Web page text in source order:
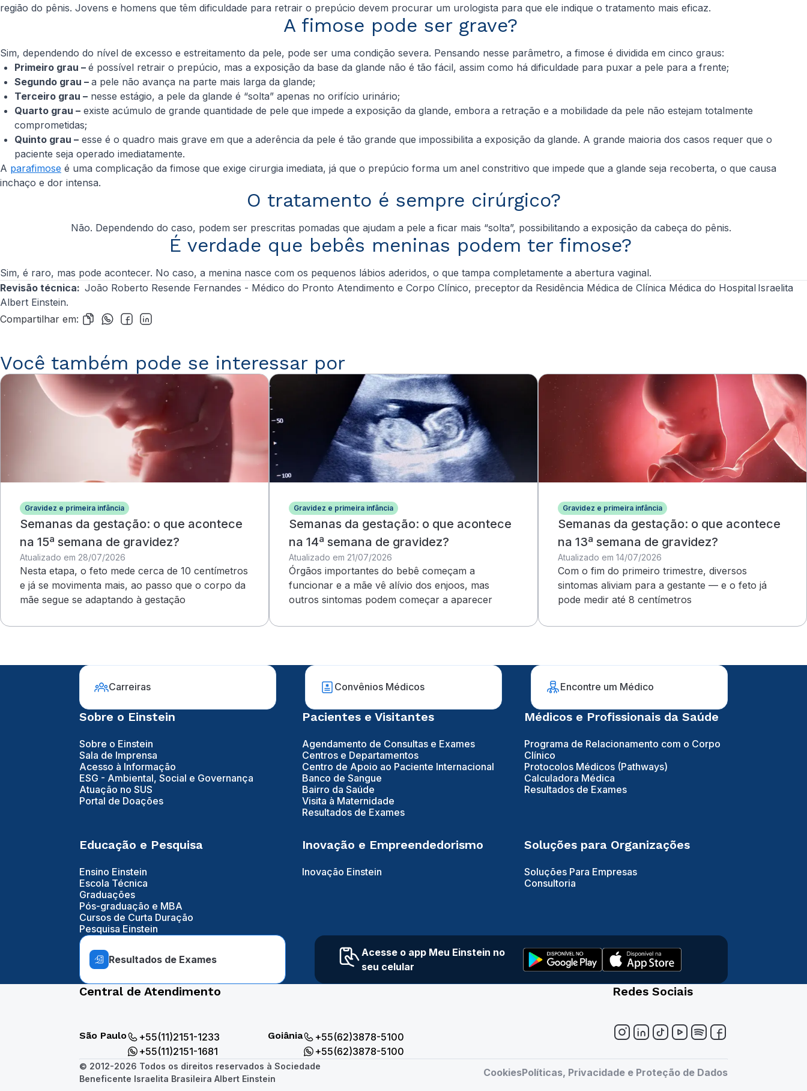
região do pênis. Jovens e homens que têm dificuldade para retrair o prepúcio devem procurar um urologista para que ele indique o tratamento mais eficaz.
A fimose pode ser grave?
Sim, dependendo do nível de excesso e estreitamento da pele, pode ser uma condição severa. Pensando nesse parâmetro, a fimose é dividida em cinco graus:
Primeiro grau – é possível retrair o prepúcio, mas a exposição da base da glande não é tão fácil, assim como há dificuldade para puxar a pele para a frente;
Segundo grau – a pele não avança na parte mais larga da glande;
Terceiro grau – nesse estágio, a pele da glande é “solta” apenas no orifício urinário;
Quarto grau – existe acúmulo de grande quantidade de pele que impede a exposição da glande, embora a retração e a mobilidade da pele não estejam totalmente
comprometidas;
Quinto grau – esse é o quadro mais grave em que a aderência da pele é tão grande que impossibilita a exposição da glande. A grande maioria dos casos requer que o
paciente seja operado imediatamente.
A parafimose é uma complicação da fimose que exige cirurgia imediata, já que o prepúcio forma um anel constritivo que impede que a glande seja recoberta, o que causa
inchaço e dor intensa.
O tratamento é sempre cirúrgico?
Não. Dependendo do caso, podem ser prescritas pomadas que ajudam a pele a ficar mais “solta”, possibilitando a exposição da cabeça do pênis.
É verdade que bebês meninas podem ter fimose?
Sim, é raro, mas pode acontecer. No caso, a menina nasce com os pequenos lábios aderidos, o que tampa completamente a abertura vaginal.
Revisão técnica: João Roberto Resende Fernandes - Médico do Pronto Atendimento e Corpo Clínico, preceptor da Residência Médica de Clínica Médica do Hospital Israelita
Albert Einstein.
Compartilhar em:
Você também pode se interessar por
Gravidez e primeira infância
Semanas da gestação: o que acontece
na 15ª semana de gravidez?
Atualizado em 28/07/2026
Nesta etapa, o feto mede cerca de 10 centímetros
e já se movimenta mais, ao passo que o corpo da
mãe segue se adaptando à gestação
Gravidez e primeira infância
Semanas da gestação: o que acontece
na 14ª semana de gravidez?
Atualizado em 21/07/2026
Órgãos importantes do bebê começam a
funcionar e a mãe vê alívio dos enjoos, mas
outros sintomas podem começar a aparecer
Gravidez e primeira infância
Semanas da gestação: o que acontece
na 13ª semana de gravidez?
Atualizado em 14/07/2026
Com o fim do primeiro trimestre, diversos
sintomas aliviam para a gestante — e o feto já
pode medir até 8 centímetros
Carreiras Convênios Médicos Encontre um Médico
Sobre o Einstein
Sobre o Einstein
Sala de Imprensa
Acesso à Informação
ESG - Ambiental, Social e Governança
Atuação no SUS
Portal de Doações
Pacientes e Visitantes
Agendamento de Consultas e Exames
Centros e Departamentos
Centro de Apoio ao Paciente Internacional
Banco de Sangue
Bairro da Saúde
Visita à Maternidade
Resultados de Exames
Médicos e Profissionais da Saúde
Programa de Relacionamento com o Corpo
Clínico
Protocolos Médicos (Pathways)
Calculadora Médica
Resultados de Exames
Educação e Pesquisa
Ensino Einstein
Escola Técnica
Graduações
Pós-graduação e MBA
Cursos de Curta Duração
Pesquisa Einstein
Inovação e Empreendedorismo
Inovação Einstein
Soluções para Organizações
Soluções Para Empresas
Consultoria
Resultados de Exames
Acesse o app Meu Einstein no
seu celular
Central de Atendimento
São Paulo
+55(11)2151-1233
+55(11)2151-1681
Goiânia
+55(62)3878-5100
+55(62)3878-5100
Redes Sociais
© 2012-2026 Todos os direitos reservados à Sociedade
Beneficente Israelita Brasileira Albert Einstein
CookiesPolíticas, Privacidade e Proteção de Dados